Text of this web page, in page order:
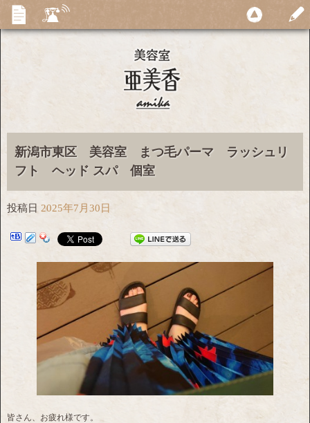
新潟市東区 美容室 まつ毛パーマ ラッシュリ
フト ヘッド スパ 個室
投稿日 2025年7月30日
皆さん、お疲れ様です。